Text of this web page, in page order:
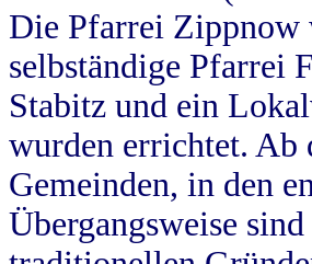
Die Pfarrei Zippnow
selbständige Pfarrei
Stabitz und ein
wurden errichtet. Ab
Gemeinden, in den
Übergangsweise